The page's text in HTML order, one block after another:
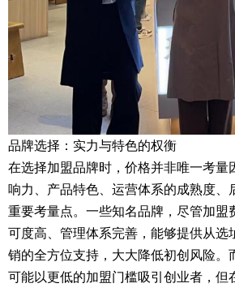
品牌选择：实力与特色的权衡
在选择加盟品牌时，价格并非唯一考量
响力、产品特色、运营体系的成熟度、
重要考量点。一些知名品牌，尽管加盟
可度高、管理体系完善，能够提供从选
销的全方位支持，大大降低初创风险。
可能以更低的加盟门槛吸引创业者，但